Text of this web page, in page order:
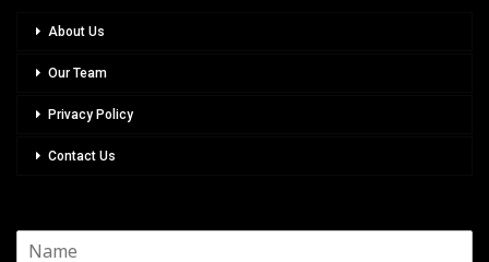
About Us
Our Team
Privacy Policy
Contact Us